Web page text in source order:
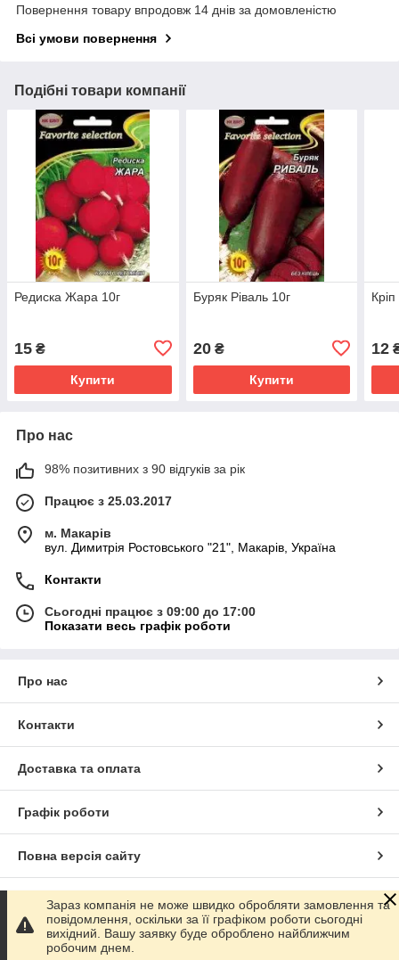
Повернення товару впродовж 14 днів за домовленістю
Всі умови повернення
Подібні товари компанії
Редиска Жара 10г
15 ₴
Купити
Буряк Ріваль 10г
20₴
Купити
12
Про нас
98% позитивних з 90 відгуків за рік
Працює з 25.03.2017
м. Макарів
вул. Димитрія Ростовського "21", Макарів, Україна
Контакти
Сьогодні працює з 09:00 до 17:00
Показати весь графік роботи
Про нас
Контакти
Доставка та оплата
Графік роботи
Повна версія сайту
Сайт створено на маркетплейсі Prom.ua
Політика конфіденційності
Зараз компанія не може швидко обробляти замовлення та
повідомлення, оскільки за її графіком роботи сьогодні
вихідний. Вашу заявку буде оброблено найближчим
робочим днем.